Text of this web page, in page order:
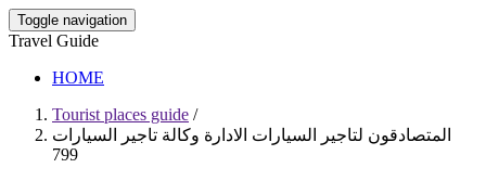
Toggle navigation
Travel Guide
HOME
Tourist places guide /
المتصادقون لتاجير السيارات الادارة وكالة تاجير السيارات
799